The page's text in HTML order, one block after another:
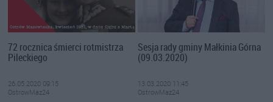
72 rocznica śmierci rotmistrza
Pileckiego
26.05.2020 09:15
OstrowMaz24
Sesja rady gminy Małkinia Górna
(09.03.2020)
13.03.2020 11:45
OstrowMaz24